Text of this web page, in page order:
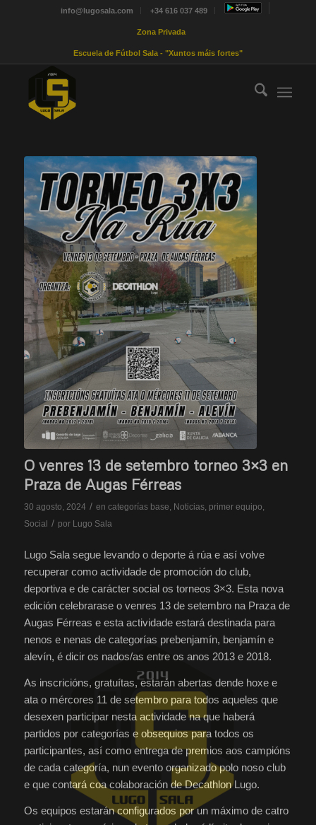
info@lugosala.com +34 616 037 489
Zona Privada
Escuela de Fútbol Sala - "Xuntos máis fortes"
O venres 13 de setembro torneo 3×3 en
Praza de Augas Férreas
30 agosto, 2024 / en categorías base Noticias, primer equipo
Social / por Lugo Sala
Lugo Sala segue levando o deporte á rúa e así volve
recuperar como actividade de promoción do club,
deportiva e de carácter social os torneos 3×3. Esta nova
edición celebrarase o venres 13 de setembro na Praza de
Augas Férreas e esta actividade estará destinada para
nenos e nenas de categorías prebenjamín, benjamín e
alevín, é dicir os nados/as entre os anos 2013 e 2018.
As inscricións, gratuítas, estarán abertas dende hoxe e
ata o mércores 11 de setembro para todos aqueles que
desexen participar nesta actividade na que haberá
partidos por categorías e obsequios para todos os
participantes, así como entrega de premios aos campións
de cada categoría, nun evento organizado polo noso club
e que contará coa colaboración de Decathlon Lugo.
Os equipos estarán configurados por un máximo de catro